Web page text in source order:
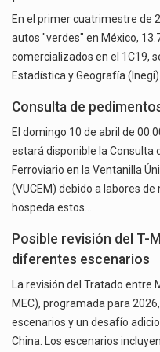
En el primer cuatrimestre de
autos "verdes" en México,
comercializados en el 1C19,
Estadística y Geografía
Consulta de
El domingo 10 de abril de
estará disponible la Consulta
Ferroviario en la Ventanilla
(VUCEM) debido a labores
hospeda estos…
Posible revisión del T-
diferentes escenarios
La revisión del Tratado entre
MEC), programada para
escenarios y un desafío
China. Los escenarios